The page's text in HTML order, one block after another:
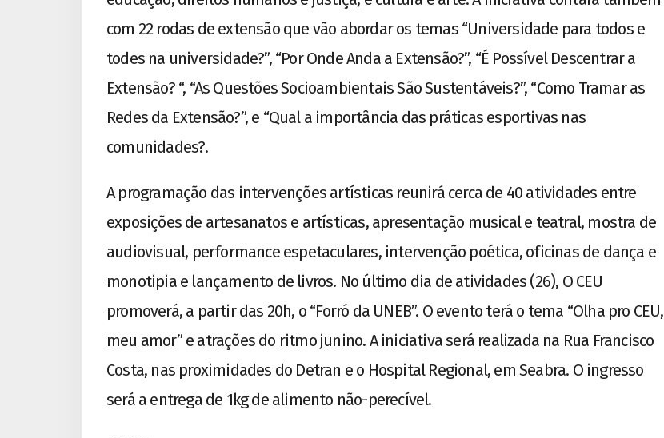
com 22 rodas de extensão que vão abordar os temas “Universidade para todos e
todes na universidade?”, “Por Onde Anda a Extensão?”, “É Possível Descentrar a
Extensão? “, “As Questões Socioambientais São Sustentáveis?”, “Como Tramar as
Redes da Extensão?”, e “Qual a importância das práticas esportivas nas
comunidades?.
A programação das intervenções artísticas reunirá cerca de 40 atividades entre
exposições de artesanatos e artísticas, apresentação musical e teatral, mostra de
audiovisual, performance espetaculares, intervenção poética, oficinas de dança e
monotipia e lançamento de livros. No último dia de atividades (26), O CEU
promoverá, a partir das 20h, o “Forró da UNEB”. O evento terá o tema “Olha pro CEU,
meu amor” e atrações do ritmo junino. A iniciativa será realizada na Rua Francisco
Costa, nas proximidades do Detran e o Hospital Regional, em Seabra. O ingresso
será a entrega de 1kg de alimento não-perecível.